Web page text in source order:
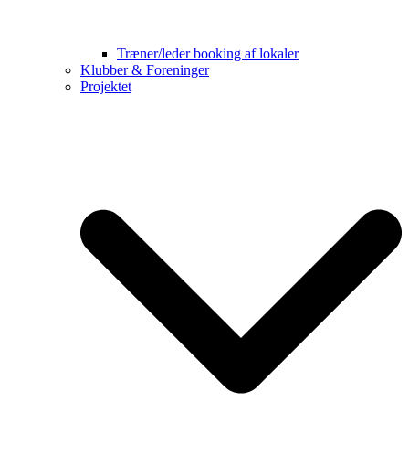
Træner/leder booking af lokaler
Klubber & Foreninger
Projektet